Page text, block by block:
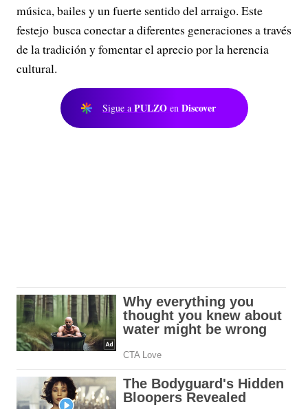
música, bailes y un fuerte sentido del arraigo. Este
festejo busca conectar a diferentes generaciones a través
de la tradición y fomentar el aprecio por la herencia
cultural.
Sigue a PULZO en Discover